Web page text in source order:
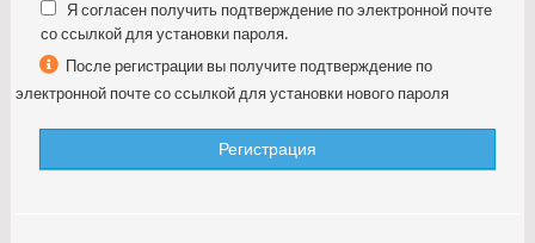
Я согласен получить подтверждение по электронной почте
со ссылкой для установки пароля.
После регистрации вы получите подтверждение по
электронной почте со ссылкой для установки нового пароля